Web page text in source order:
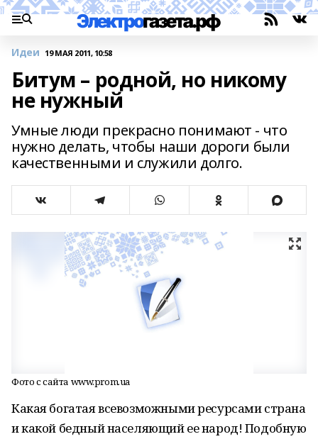
Идеи 19 МАЯ 2011, 10:58
Битум – родной, но никому
не нужный
Умные люди прекрасно понимают - что
нужно делать, чтобы наши дороги были
качественными и служили долго.
Фото с сайта www.prom.ua
Какая богатая всевозможными ресурсами страна
и какой бедный населяющий ее народ! Подобную